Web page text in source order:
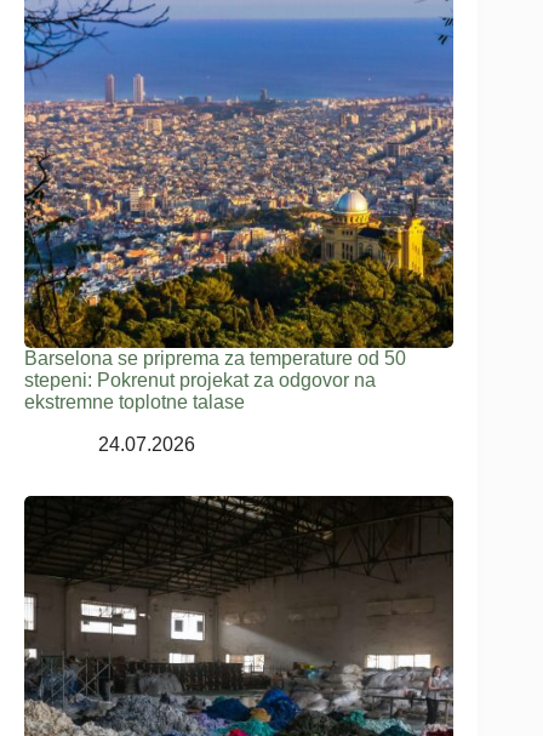
Barselona se priprema za temperature od 50
stepeni: Pokrenut projekat za odgovor na
ekstremne toplotne talase
24.07.2026